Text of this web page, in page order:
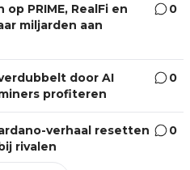
PRIME, RealFi en
miljarden aan
0
door AI
profiteren
0
verhaal resetten
rivalen
0